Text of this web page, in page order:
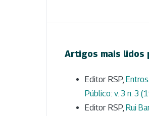
Artigos mais lidos
Editor RSP,
Público: v. 3 n. 3
Editor RSP, Rui